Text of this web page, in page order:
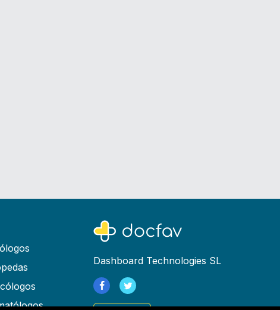
Dashboard Technologies SL